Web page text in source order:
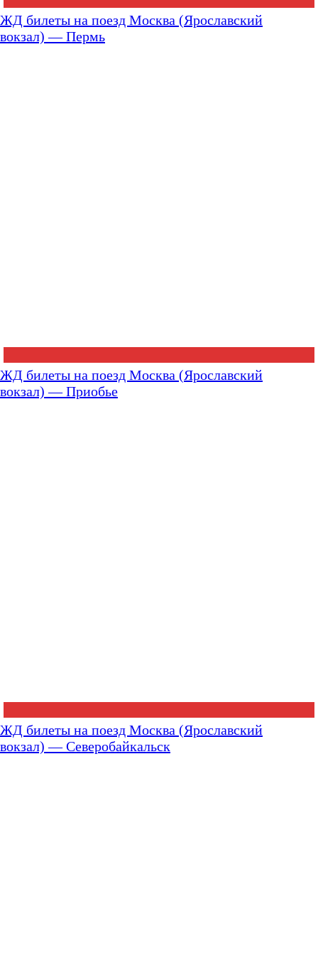
ЖД билеты на поезд Москва (Ярославский
вокзал) — Пермь
ЖД билеты на поезд Москва (Ярославский
вокзал) — Приобье
ЖД билеты на поезд Москва (Ярославский
вокзал) — Северобайкальск